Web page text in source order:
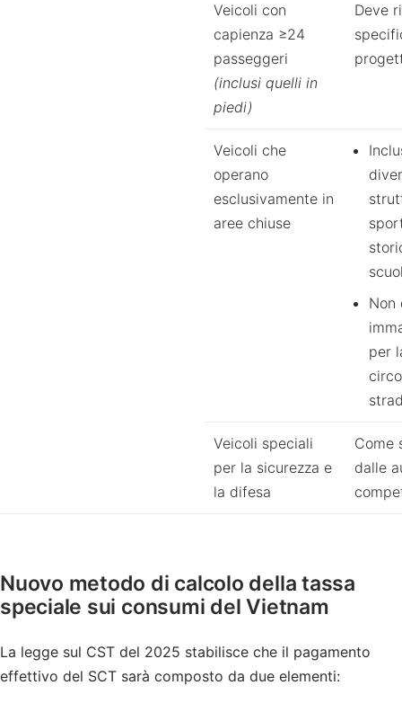
Veicoli con
capienza ≥24
passeggeri
(inclusi quelli in
piedi)
Deve
Veicoli che
operano
esclusivamente in
aree chiuse
Non
per
Veicoli speciali
per la sicurezza e
la difesa
Come
dalle
Nuovo metodo di calcolo della tassa
speciale sui consumi del Vietnam
La legge sul CST del 2025 stabilisce che il pagamento
effettivo del SCT sarà composto da due elementi: